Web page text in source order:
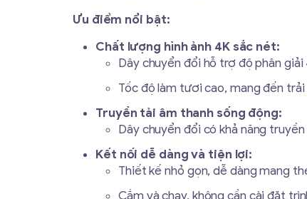
Ưu điểm nổi bật:
Chất lượng hình ảnh 4K sắc nét:
Dây chuyển đổi hỗ trợ độ phân
Tốc độ làm tươi cao, mang đến
Truyền tải âm thanh sống động:
Dây chuyển đổi có khả năng
Kết nối dễ dàng và tiện lợi:
Thiết kế nhỏ gọn, dễ dàng mang
Cắm và chạy, không cần cài đặt